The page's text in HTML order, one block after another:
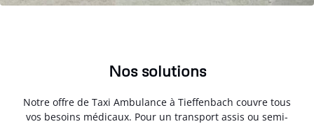
Nos solutions
Notre offre de Taxi Ambulance à Tieffenbach couvre tous
vos besoins médicaux. Pour un transport assis ou semi-